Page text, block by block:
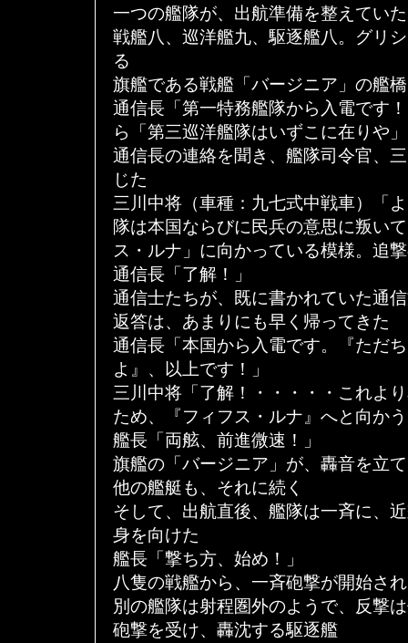
一つの艦隊が、出航準備を整えていた
戦艦八、巡洋艦九、駆逐艦八。グリ
る
旗艦である戦艦「バージニア」の艦
通信長「第一特務艦隊から入電です
ら「第三巡洋艦隊はいずこに在りや
通信長の連絡を聞き、艦隊司令官、
じた
三川中将（車種：九七式中戦車）「
隊は本国ならびに民兵の意思に叛い
ス・ルナ」に向かっている模様。追
通信長「了解！」
通信士たちが、既に書かれていた通
返答は、あまりにも早く帰ってきた
通信長「本国から入電です。『ただ
よ』、以上です！」
三川中将「了解！・・・・・これよ
ため、『フィフス・ルナ』へと向か
艦長「両舷、前進微速！」
旗艦の「バージニア」が、轟音を立
他の艦艇も、それに続く
そして、出航直後、艦隊は一斉に、
身を向けた
艦長「撃ち方、始め！」
八隻の戦艦から、一斉砲撃が開始さ
別の艦隊は射程圏外のようで、反撃
砲撃を受け、轟沈する駆逐艦